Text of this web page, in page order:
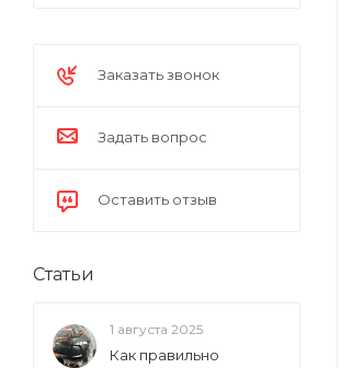
Заказать звонок
Задать вопрос
Оставить отзыв
Статьи
1 августа 2025
Как правильно